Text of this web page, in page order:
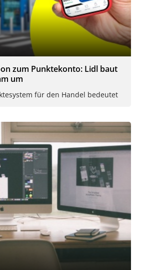
zum Punktekonto: Lidl baut
um
für den Handel bedeutet